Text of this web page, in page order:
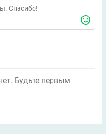
Будьте первым!